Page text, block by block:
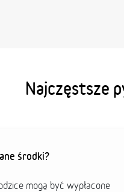
Najczęstsze
środki?
mogą być wypłacone